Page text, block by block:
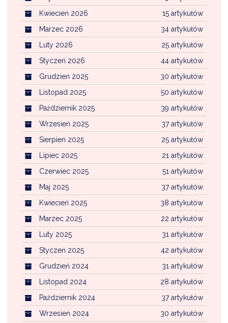
15 artykułów
Kwiecień 2026
34 artykułów
Marzec 2026
25 artykułów
Luty 2026
44 artykułów
Styczeń 2026
30 artykułów
Grudzień 2025
50 artykułów
Listopad 2025
39 artykułów
Październik 2025
37 artykułów
Wrzesień 2025
25 artykułów
Sierpień 2025
21 artykułów
Lipiec 2025
51 artykułów
Czerwiec 2025
37 artykułów
Maj 2025
38 artykułów
Kwiecień 2025
22 artykułów
Marzec 2025
31 artykułów
Luty 2025
42 artykułów
Styczeń 2025
31 artykułów
Grudzień 2024
28 artykułów
Listopad 2024
37 artykułów
Październik 2024
30 artykułów
Wrzesień 2024